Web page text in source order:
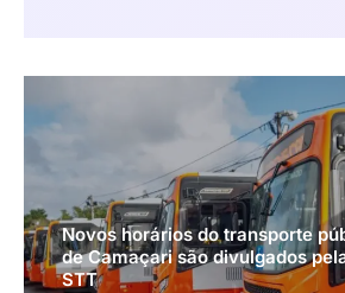
Novos horários do transporte
de Camaçari são divulgados
STT